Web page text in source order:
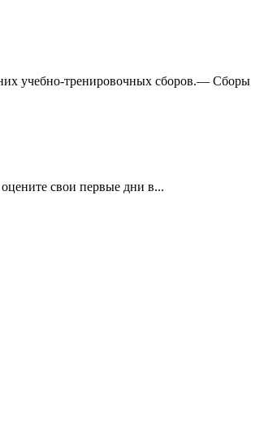
учебно-тренировочных сборов.— Сборы
свои первые дни в...